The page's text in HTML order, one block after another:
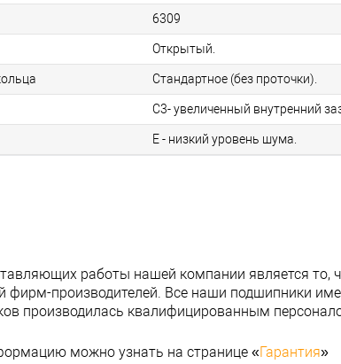
6309
Открытый.
Стандартное (без проточки).
C3- увеличенный внутренний
E - низкий уровень шума.
работы нашей компании является то,
фирм-производителей. Все наши подшипники
производилась квалифицированным
можно узнать на странице «Гарантия»